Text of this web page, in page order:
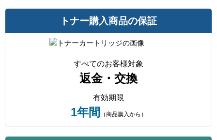
トナー購入商品の保証
すべてのお客様対象
返金・交換
有効期限
1年間 （商品購入から）